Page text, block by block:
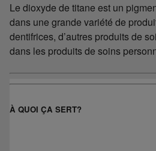
Le dioxyde de titane est un
dans une grande variété de
dentifrices, d’autres produits de
dans les produits de soins
À QUOI ÇA SERT?